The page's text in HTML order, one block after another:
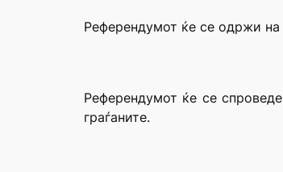
Референдумот ќе се одржи
Референдумот ќе се
граѓаните.